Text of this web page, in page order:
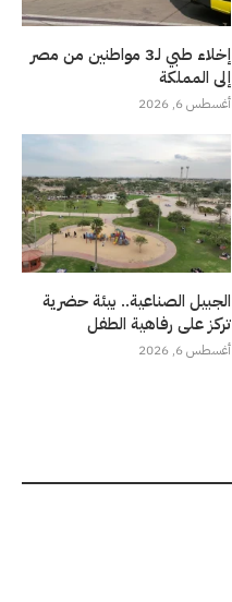
إخلاء طبي لـ3 مواطنين من مصر
إلى المملكة
أغسطس 6, 2026
الجبيل الصناعية.. بيئة حضرية
تركز على رفاهية الطفل
أغسطس 6, 2026